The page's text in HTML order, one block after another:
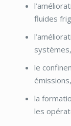
fluides
systèmes,
le
émissions,
la
les